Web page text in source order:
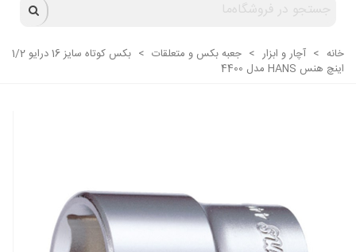
خانه > آچار و ابزار > جعبه بکس و متعلقات >
بکس کوتاه سایز 16 درایو 1/2
اینچ هنس HANS مدل 4400